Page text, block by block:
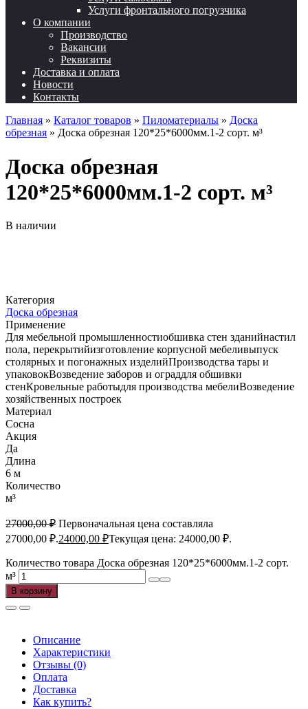
Услуги фронтального погрузчика
О компании
Производство
Вакансии
Реквизиты
Доставка и оплата
Новости
Контакты
Главная » Каталог товаров » Пиломатериалы » Доска
обрезная » Доска обрезная 120*25*6000мм.1-2 сорт. м³
Доска обрезная
120*25*6000мм.1-2 сорт. м³
В наличии
Категория
Доска обрезная
Применение
Для мебельной промышленностиобшивка стен зданийнастил
пола, перекрытийизготовление корпусной мебеливыпуск
столярных и погонажных изделийПроизводства тары и
упаковокВозведение заборов и ограддля обшивки
стенКровельные работыдля производства мебелиВозведение
хозяйственных построек
Материал
Сосна
Акция
Да
Длина
6 м
Количество
м³
27000,00₽ Первоначальная цена составляла
27000,00 ₽.24000,00 ₽Текущая цена: 24000,00 ₽.
Количество товара Доска обрезная 120*25*6000мм.1-2 сорт.
м³
В корзину
Описание
Характеристики
Отзывы (0)
Оплата
Доставка
Как купить?